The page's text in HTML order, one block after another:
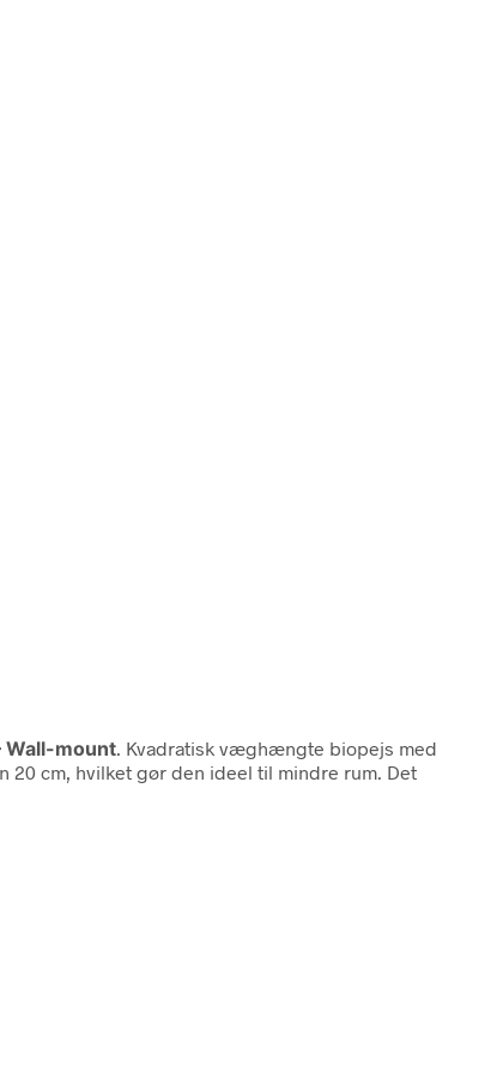
Wall-mount . Kvadratisk væghængte biopejs med
20 cm, hvilket gør den ideel til mindre rum. Det